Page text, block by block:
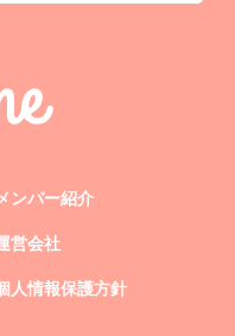
ンバー紹介
営会社
人情報保護方針